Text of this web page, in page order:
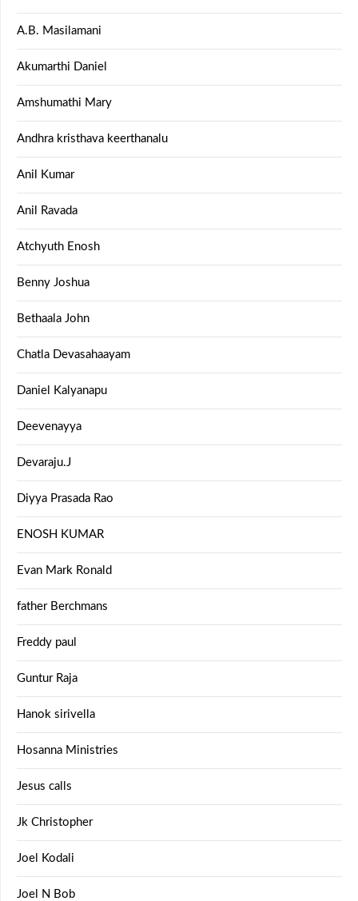
A.B. Masilamani
Akumarthi Daniel
Amshumathi Mary
Andhra kristhava keerthanalu
Anil Kumar
Anil Ravada
Atchyuth Enosh
Benny Joshua
Bethaala John
Chatla Devasahaayam
Daniel Kalyanapu
Deevenayya
Devaraju.J
Diyya Prasada Rao
ENOSH KUMAR
Evan Mark Ronald
father Berchmans
Freddy paul
Guntur Raja
Hanok sirivella
Hosanna Ministries
Jesus calls
Jk Christopher
Joel Kodali
Joel N Bob